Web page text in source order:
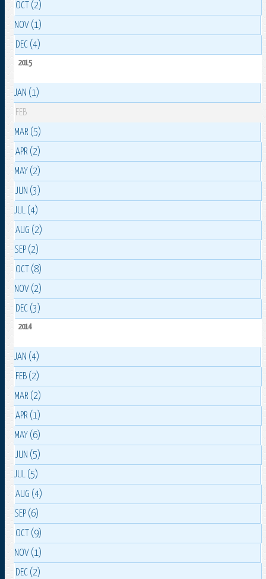
OCT (2)
NOV (1)
DEC (4)
2015
JAN (1)
FEB
MAR (5)
APR (2)
MAY (2)
JUN (3)
JUL (4)
AUG (2)
SEP (2)
OCT (8)
NOV (2)
DEC (3)
2014
JAN (4)
FEB (2)
MAR (2)
APR (1)
MAY (6)
JUN (5)
JUL (5)
AUG (4)
SEP (6)
OCT (9)
NOV (1)
DEC (2)